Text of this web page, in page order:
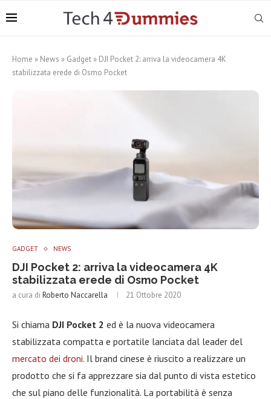
Home » News » Gadget » DJI Pocket 2: arriva la videocamera 4K
stabilizzata erede di Osmo Pocket
GADGET NEWS
DJI Pocket 2: arriva la videocamera 4K
stabilizzata erede di Osmo Pocket
a cura di Roberto Naccarella 21 Ottobre 2020
Si chiama DJI Pocket 2 ed è la nuova videocamera
stabilizzata compatta e portatile lanciata dal leader del
mercato dei droni. Il brand cinese è riuscito a realizzare un
prodotto che si fa apprezzare sia dal punto di vista estetico
che sul piano delle funzionalità. La portabilità è senza